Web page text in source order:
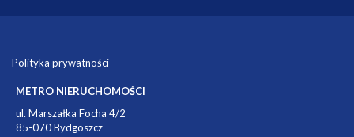
Polityka prywatności
METRO NIERUCHOMOŚCI
ul. Marszałka Focha 4/2
85-070 Bydgoszcz